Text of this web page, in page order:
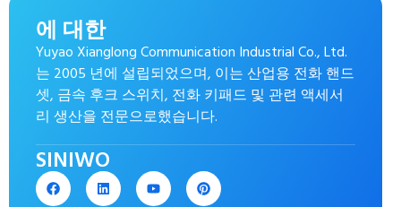
에 대한
Yuyao Xianglong Communication Industrial Co., Ltd.
는 2005 년에 설립되었으며, 이는 산업용 전화 핸드
셋, 금속 후크 스위치, 전화 키패드 및 관련 액세서
리 생산을 전문으로했습니다.
SINIWO